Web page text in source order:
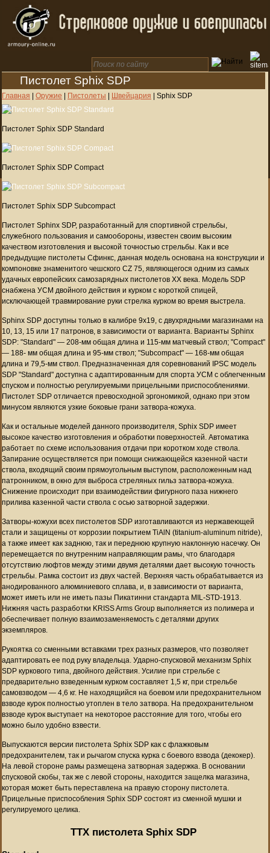
Пистолет Sphix SDP
Главная | Оружие | Пистолеты | Швейцария | Sphix SDP
Пистолет Sphix SDP Standard
Пистолет Sphix SDP Compact
Пистолет Sphix SDP Subcompact
Пистолет Sphinx SDP, разработанный для спортивной стрельбы,
служебного пользования и самообороны, известен своим высоким
качеством изготовления и высокой точностью стрельбы. Как и все
предыдущие пистолеты Сфинкс, данная модель основана на конструкции и
компоновке знаменитого чешского CZ 75, являющегося одним из самых
удачных европейских самозарядных пистолетов XX века. Модель SDP
снабжена УСМ двойного действия и курком с короткой спицей,
исключающей травмирование руки стрелка курком во время выстрела.
Sphinx SDP доступны только в калибре 9х19, с двухрядными магазинами на
10, 13, 15 или 17 патронов, в зависимости от варианта. Варианты Sphinx
SDP: "Standard" — 208-мм общая длина и 115-мм матчевый ствол; "Compact"
— 188- мм общая длина и 95-мм ствол; "Subcompact" — 168-мм общая
длина и 79,5-мм ствол. Предназначенная для соревнований IPSC модель
SDP "Standard" доступна с адаптированным для спорта УСМ с облегченным
спуском и полностью регулируемыми прицельными приспособлениями.
Пистолет SDP отличается превосходной эргономикой, однако при этом
минусом являются узкие боковые грани затвора-кожуха.
Как и остальные моделей данного производителя, Sphix SDP имеет
высокое качество изготовления и обработки поверхностей. Автоматика
работает по схеме использования отдачи при коротком ходе ствола.
Запирание осуществляется при помощи снижающейся казенной части
ствола, входящий своим прямоугольным выступом, расположенным над
патронником, в окно для выброса стреляных гильз затвора-кожуха.
Снижение происходит при взаимодействии фигурного паза нижнего
прилива казенной части ствола с осью затворной задержки.
Затворы-кожухи всех пистолетов SDP изготавливаются из нержавеющей
стали и защищены от коррозии покрытием TiAlN (titanium-aluminum nitride),
а также имеет как заднюю, так и переднюю крупную наклонную насечку. Он
перемещается по внутренним направляющим рамы, что благодаря
отсутствию люфтов между этими двумя деталями дает высокую точность
стрельбы. Рамка состоит из двух частей. Верхняя часть обрабатывается из
анодированного алюминиевого сплава, и, в зависимости от варианта,
может иметь или не иметь пазы Пикатинни стандарта MIL-STD-1913.
Нижняя часть разработки KRISS Arms Group выполняется из полимера и
обеспечивает полную взаимозаменяемость с деталями других
экземпляров.
Рукоятка со сменными вставками трех разных размеров, что позволяет
адаптировать ее под руку владельца. Ударно-спусковой механизм Sphix
SDP куркового типа, двойного действия. Усилие при стрельбе с
предварительно взведенным курком составляет 1,5 кг, при стрельбе
самовзводом — 4,6 кг. Не находящийся на боевом или предохранительном
взводе курок полностью утоплен в тело затвора. На предохранительном
взводе курок выступает на некоторое расстояние для того, чтобы его
можно было удобно взвести.
Выпускаются версии пистолета Sphix SDP как с флажковым
предохранителем, так и рычагом спуска курка с боевого взвода (декокер).
На левой стороне рамы размещена затворная задержка. В основании
спусковой скобы, так же с левой стороны, находится защелка магазина,
которая может быть переставлена на правую сторону пистолета.
Прицельные приспособления Sphix SDP состоят из сменной мушки и
регулируемого целика.
ТТХ пистолета Sphix SDP